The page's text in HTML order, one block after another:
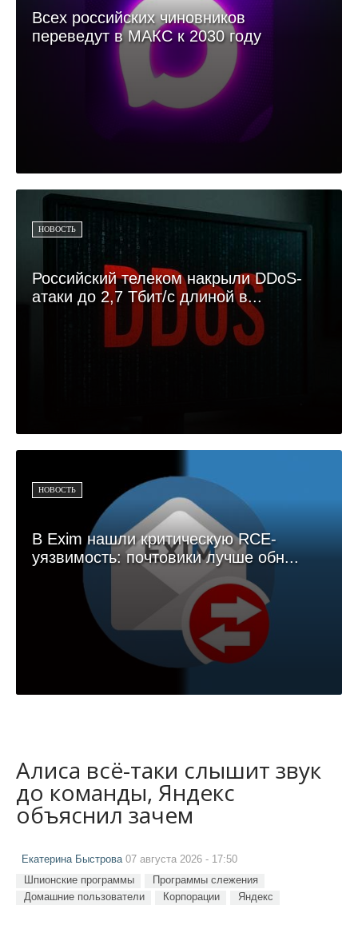
Всех российских чиновников
переведут в МАКС к 2030 году
НОВОСТЬ
Российский телеком накрыли DDoS-
атаки до 2,7 Тбит/с длиной в...
НОВОСТЬ
В Exim нашли критическую RCE-
уязвимость: почтовики лучше обн...
Алиса всё-таки слышит звук
до команды, Яндекс
объяснил зачем
Екатерина Быстрова07 августа 2026 - 17:50
Шпионские программы
Программы слежения
Домашние пользователи
Корпорации Яндекс